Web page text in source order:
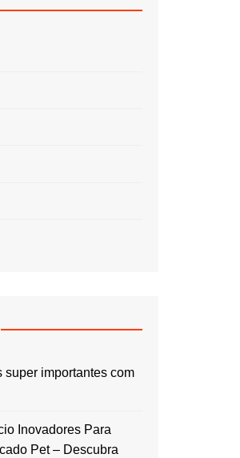
super importantes com
Inovadores Para
Pet – Descubra